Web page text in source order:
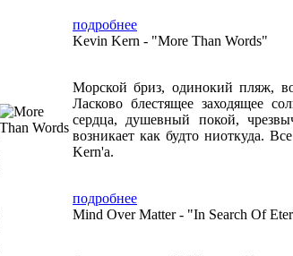
подробнее
Kevin Kern - "More Than Words"
Морской бриз, одинокий пляж,
Ласково блестящее заходящее
сердца, душевный покой,
возникает как будто ниоткуда.
Kern'a.
подробнее
Mind Over Matter - "In Search Of